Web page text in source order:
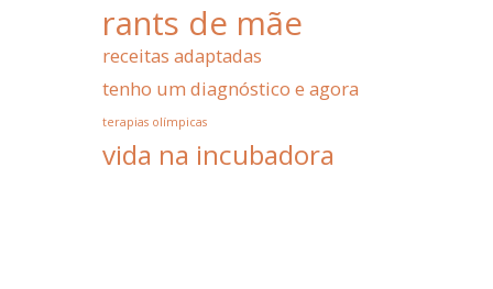
rants de mãe
receitas adaptadas
tenho um diagnóstico e agora
terapias olímpicas
vida na incubadora